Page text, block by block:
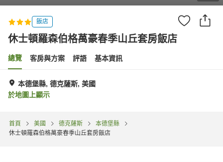
飯店
休士頓羅森伯格萬豪春季山丘套房飯店
總覽 客房與方案 評語 基本資訊
本德堡縣, 德克薩斯, 美國
於地圖上顯示
首頁 美國 德克薩斯
本德堡縣
休士頓羅森伯格萬豪春季山丘套房飯店